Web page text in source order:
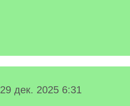
29 дек. 2025 6:31